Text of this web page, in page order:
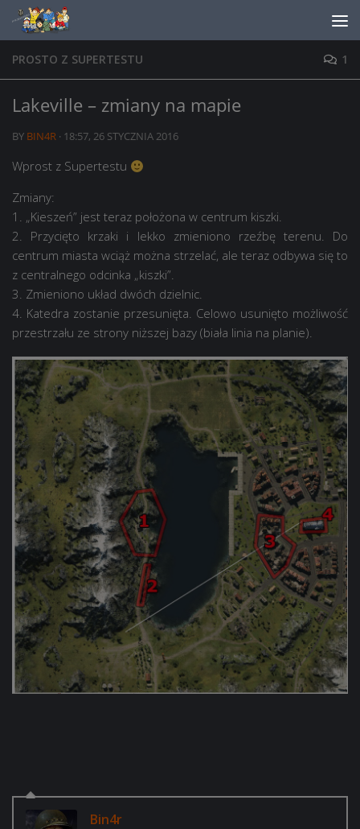
Skip to content
PROSTO Z SUPERTESTU 1
Lakeville – zmiany na mapie
BY BIN4R · 18:57, 26 STYCZNIA 2016
Wprost z Supertestu
Zmiany:
1. „Kieszeń” jest teraz położona w centrum kiszki.
2. Przycięto krzaki i lekko zmieniono rzeźbę terenu. Do
centrum miasta wciąż można strzelać, ale teraz odbywa się to
z centralnego odcinka „kiszki”.
3. Zmieniono układ dwóch dzielnic.
4. Katedra zostanie przesunięta. Celowo usunięto możliwość
przestrzału ze strony niższej bazy (biała linia na planie).
Bin4r